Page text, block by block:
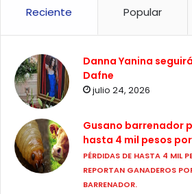
Reciente Popular
Danna Yanina
Dafne
julio 24, 2026
Gusano barrenador
hasta 4 mil pesos
PÉRDIDAS DE HASTA 4 MIL
REPORTAN GANADEROS
BARRENADOR.